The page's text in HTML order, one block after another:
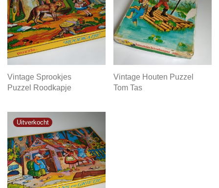
Vintage Sprookjes
Puzzel Roodkapje
Vintage Houten Puzzel
Tom Tas